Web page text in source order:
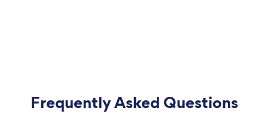
Frequently Asked Questions